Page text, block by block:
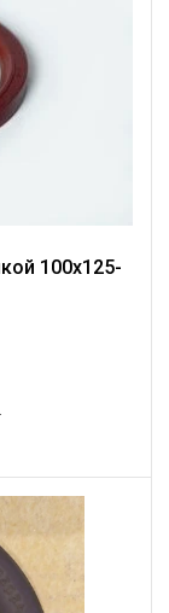
100х125-